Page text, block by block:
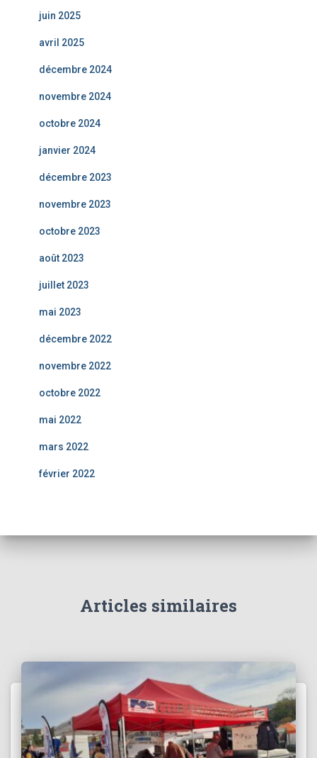
juin 2025
avril 2025
décembre 2024
novembre 2024
octobre 2024
janvier 2024
décembre 2023
novembre 2023
octobre 2023
août 2023
juillet 2023
mai 2023
décembre 2022
novembre 2022
octobre 2022
mai 2022
mars 2022
février 2022
Articles similaires